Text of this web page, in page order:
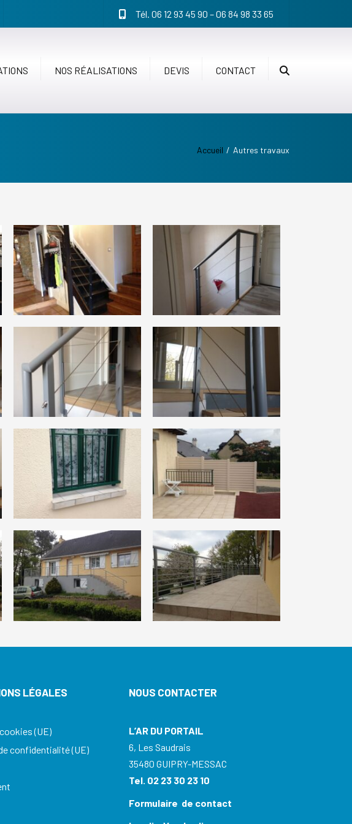
Tél. 06 12 93 45 90 – 06 84 98 33 65
NOS RÉALISATIONS DEVIS CONTACT
Accueil Autres travaux
LÉGALES
(UE)
confidentialité (UE)
NOUS CONTACTER
L’AR DU PORTAIL
6, Les Saudrais
35480 GUIPRY-MESSAC
Tel. 02 23 30 23 10
Formulaire de contact